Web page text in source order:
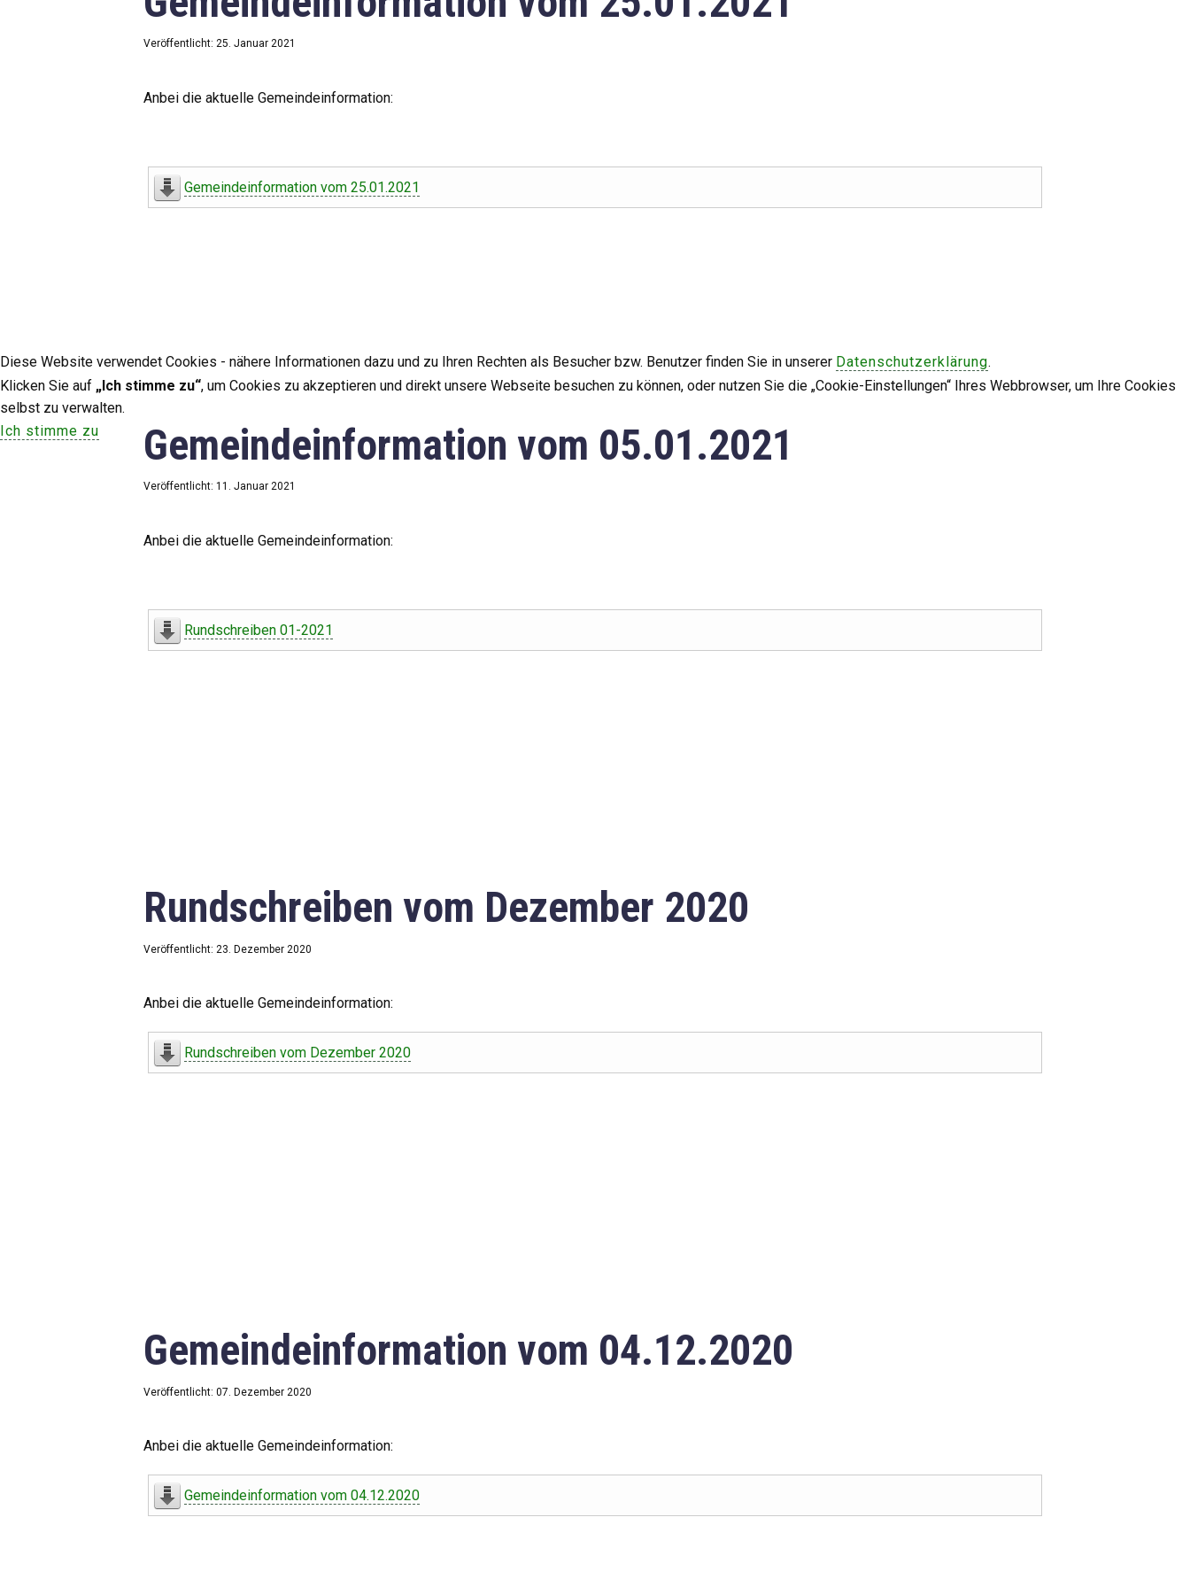
Veröffentlicht: 25. Januar 2021
Anbei die aktuelle Gemeindeinformation:
Gemeindeinformation vom 25.01.2021
Gemeindeinformation vom 05.01.2021
Veröffentlicht: 11. Januar 2021
Anbei die aktuelle Gemeindeinformation:
Rundschreiben 01-2021
Rundschreiben vom Dezember 2020
Veröffentlicht: 23. Dezember 2020
Anbei die aktuelle Gemeindeinformation:
Rundschreiben vom Dezember 2020
Gemeindeinformation vom 04.12.2020
Veröffentlicht: 07. Dezember 2020
Anbei die aktuelle Gemeindeinformation:
Gemeindeinformation vom 04.12.2020
Diese Website verwendet Cookies - nähere Informationen dazu und zu Ihren Rechten als Besucher bzw. Benutzer finden Sie in unserer Datenschutzerklärung.
Klicken Sie auf „Ich stimme zu“, um Cookies zu akzeptieren und direkt unsere Webseite besuchen zu können, oder nutzen Sie die „Cookie-Einstellungen“ Ihres Webbrowser, um Ihre Cookies
selbst zu verwalten.
Ich stimme zu